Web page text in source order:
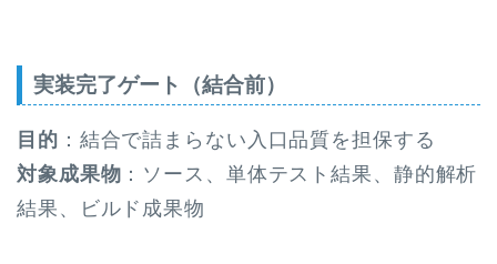
実装完了ゲート（結合前）
目的 ：結合で詰まらない入口品質を担保する
対象成果物 ：ソース、単体テスト結果、静的解析
結果、ビルド成果物